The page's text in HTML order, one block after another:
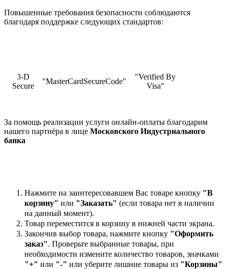
Повышенные требования безопасности соблюдаются
благодаря поддержке следующих стандартов:
3-D
Secure
"MasterCardSecureCode"
"Verified By
Visa"
За помощь реализации услуги онлайн-оплаты благодарим
нашего партнёра в лице Московского Индустриального
банка
Нажмите на заинтересовавшем Вас товаре кнопку "В
корзину" или "Заказать" (если товара нет в наличии
на данный момент).
Товар переместится в корзину в нижней части экрана.
Закончив выбор товара, нажмите кнопку "Оформить
заказ". Проверьте выбранные товары, при
необходимости измените количество товаров, значками
"+" или "-" или уберите лишние товары из "Корзины"